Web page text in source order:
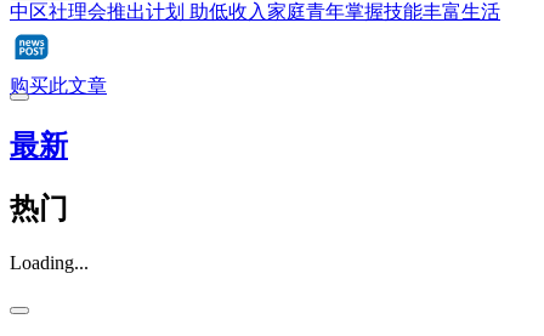
中区社理会推出计划 助低收入家庭青年掌握技能丰富生活
购买此文章
最新
热门
Loading...